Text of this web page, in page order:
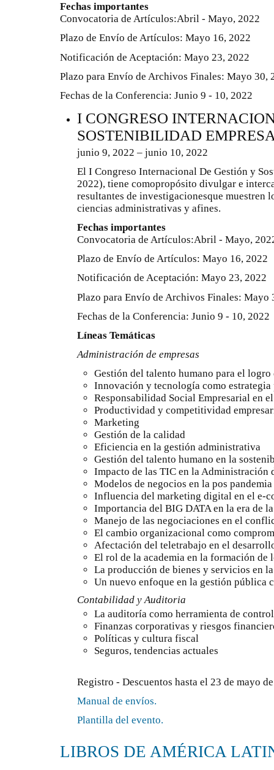
Fechas importantes
Convocatoria de Artículos:Abril - Mayo, 2022
Plazo de Envío de Artículos: Mayo 16, 2022
Notificación de Aceptación: Mayo 23, 2022
Plazo para Envío de Archivos Finales: Mayo 30,
Fechas de la Conferencia: Junio 9 - 10, 2022
I CONGRESO
SOSTENIBILIDAD
junio 9, 2022 – junio 10, 2022
El I Congreso Internacional De Gestión y
2022), tiene comopropósito divulgar e
resultantes de investigacionesque muestren
ciencias administrativas y afines.
Fechas importantes
Convocatoria de Artículos:Abril - Mayo,
Plazo de Envío de Artículos: Mayo 16, 2022
Notificación de Aceptación: Mayo 23, 2022
Plazo para Envío de Archivos Finales: Mayo
Fechas de la Conferencia: Junio 9 - 10, 2022
Líneas Temáticas
Administración de empresas
Gestión del talento humano para el
Innovación y tecnología como
Responsabilidad Social Empresarial en
Productividad y competitividad
Marketing
Gestión de la calidad
Eficiencia en la gestión administrativa
Gestión del talento humano en la
Impacto de las TIC en la Administración
Modelos de negocios en la pos pandemia
Influencia del marketing digital en el e-
Importancia del BIG DATA en la era de
Manejo de las negociaciones en el
El cambio organizacional como
Afectación del teletrabajo en el
El rol de la academia en la formación de
La producción de bienes y servicios en
Un nuevo enfoque en la gestión pública
Contabilidad y Auditoria
La auditoría como herramienta de control
Finanzas corporativas y riesgos
Políticas y cultura fiscal
Seguros, tendencias actuales
Registro - Descuentos hasta el 23 de mayo
Manual de envíos.
Plantilla del evento.
LIBROS DE AMÉRICA